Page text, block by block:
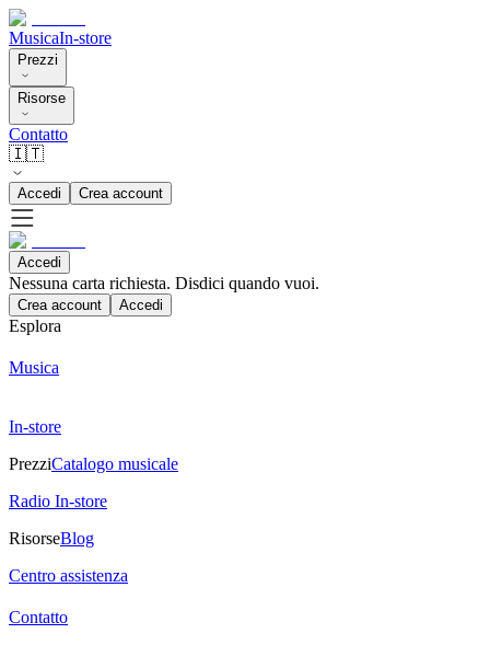
MusicaIn-store
Prezzi
Risorse
Contatto
🇮🇹
Accedi Crea account
Accedi
Nessuna carta richiesta. Disdici quando vuoi.
Crea account Accedi
Esplora
Musica
In-store
PrezziCatalogo musicale
Radio In-store
RisorseBlog
Centro assistenza
Contatto